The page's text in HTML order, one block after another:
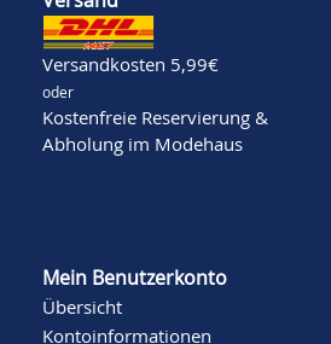
Versandkosten 5,99€
oder
Kostenfreie Reservierung &
Abholung im Modehaus
Mein Benutzerkonto
Übersicht
Kontoinformationen